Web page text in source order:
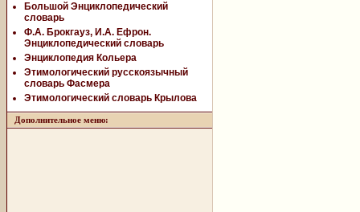
Большой Энциклопедический
словарь
Ф.А. Брокгауз, И.А. Ефрон.
Энциклопедический словарь
Энциклопедия Кольера
Этимологический русскоязычный
словарь Фасмера
Этимологический словарь Крылова
Дополнительное меню: